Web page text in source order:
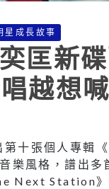
星成長故事
匡新
越想喊
十張個人專輯
樂風格，譜出
Next Station